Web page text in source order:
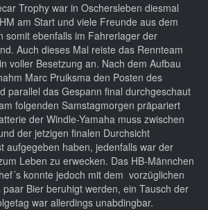
Trophy war in Oschersleben diesmal
am Start und viele Freunde aus dem
somit ebenfalls im Fahrerlager der
Auch dieses Mal reiste das Rennteam
voller Besetzung an. Nach dem Aufbau
Marc Pruiksma den Posten des
parallel das Gespann final durchgeschaut
folgenden Samstagmorgen präpariert
der Windle-Yamaha muss zwischen
der jetzigen finalen Durchsicht
aufgegeben haben, jedenfalls war der
Leben zu erwecken. Das HB-Männchen
konnte jedoch mit dem vorzüglichen
Bier beruhigt werden, ein Tausch der
war allerdings unabdingbar.